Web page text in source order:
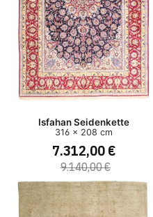
Isfahan Seidenkette
316 x 208 cm
7.312,00 €
9.140,00 €